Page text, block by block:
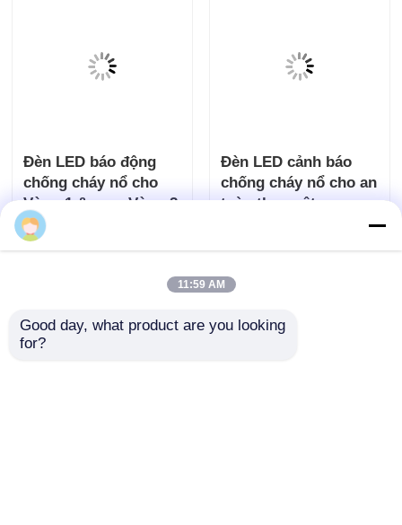
Đèn LED báo động
chống cháy nổ cho
Vùng 1 &amp; Vùng 2
Đèn LED cảnh báo
chống cháy nổ cho an
toàn thực vật
11:59 AM
Good day, what product are you looking
for?